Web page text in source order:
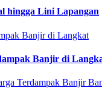
hingga Lini Lapangan
Banjir di